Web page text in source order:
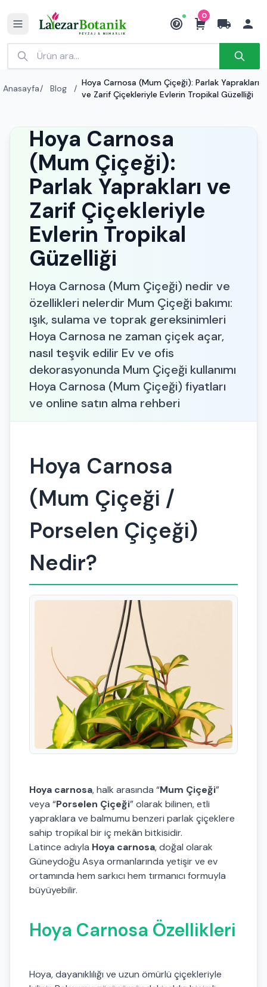
₺
0
Anasayfa/ Blog /
Hoya Carnosa (Mum Çiçeği): Parlak Yaprakları
ve Zarif Çiçekleriyle Evlerin Tropikal Güzelliği
Hoya Carnosa
(Mum Çiçeği):
Parlak Yaprakları ve
Zarif Çiçekleriyle
Evlerin Tropikal
Güzelliği
Hoya Carnosa (Mum Çiçeği) nedir ve
özellikleri nelerdir Mum Çiçeği bakımı:
ışık, sulama ve toprak gereksinimleri
Hoya Carnosa ne zaman çiçek açar,
nasıl teşvik edilir Ev ve ofis
dekorasyonunda Mum Çiçeği kullanımı
Hoya Carnosa (Mum Çiçeği) fiyatları
ve online satın alma rehberi
Hoya Carnosa
(Mum Çiçeği /
Porselen Çiçeği)
Nedir?
Hoya carnosa, halk arasında “Mum Çiçeği”
veya “Porselen Çiçeği” olarak bilinen, etli
yapraklara ve balmumu benzeri parlak çiçeklere
sahip tropikal bir iç mekân bitkisidir.
Latince adıyla Hoya carnosa, doğal olarak
Güneydoğu Asya ormanlarında yetişir ve ev
ortamında hem sarkıcı hem tırmanıcı formuyla
büyüyebilir.
Hoya Carnosa Özellikleri
Hoya, dayanıklılığı ve uzun ömürlü çiçekleriyle